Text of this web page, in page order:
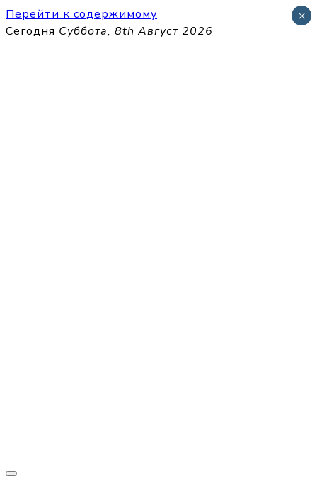
Перейти к содержимому
Сегодня Суббота, 8th Август 2026
×